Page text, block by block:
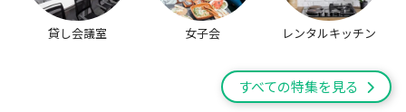
貸し会議室 女子会 レンタルキッチン
すべての特集を見る